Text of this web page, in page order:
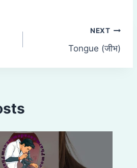
NEXT
Tongue (जीभ)